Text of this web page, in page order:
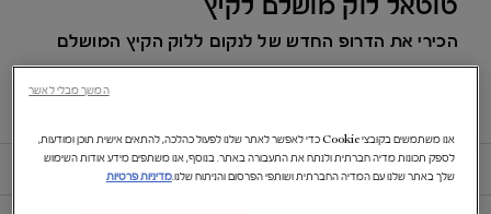
הכירי את הדרופ החדש של לנקום ללוק הקיץ המושלם
סאמר לוק
אנו משתמשים בקובצי Cookie כדי לאפשר לאתר שלנו לפעול כהלכה, להתאים אישית תוכן ומודעות,
לספק תכונות מדיה חברתית ולנתח את התעבורה באתר. בנוסף, אנו משתפים מידע אודות השימוש
שלך באתר שלנו עם המדיה החברתית ושותפי הפרסום והניתוח שלנו.מדיניות פרטיות
המשך מבלי לאשר